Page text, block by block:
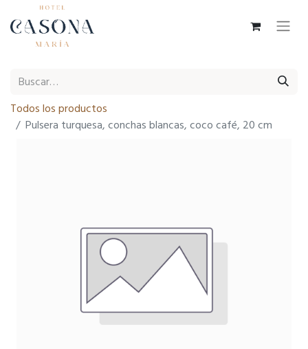
Todos los productos
Pulsera turquesa, conchas blancas, coco café, 20 cm